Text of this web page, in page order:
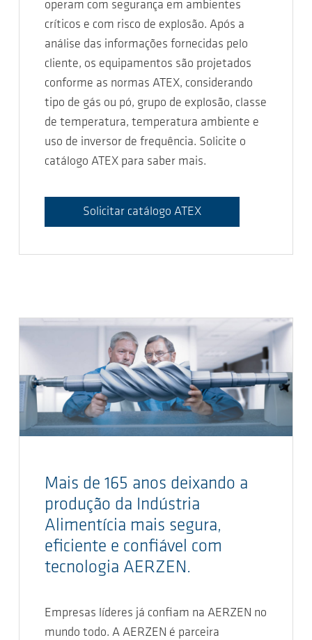
operam com segurança em ambientes
críticos e com risco de explosão. Após a
análise das informações fornecidas pelo
cliente, os equipamentos são projetados
conforme as normas ATEX, considerando
tipo de gás ou pó, grupo de explosão, classe
de temperatura, temperatura ambiente e
uso de inversor de frequência. Solicite o
catálogo ATEX para saber mais.
Solicitar catálogo ATEX
Mais de 165 anos deixando a
produção da Indústria
Alimentícia mais segura,
eficiente e confiável com
tecnologia AERZEN.
Empresas líderes já confiam na AERZEN no
mundo todo. A AERZEN é parceira